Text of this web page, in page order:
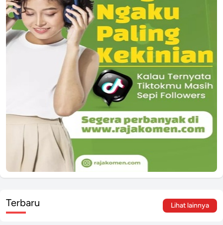
Terbaru Lihat lainnya